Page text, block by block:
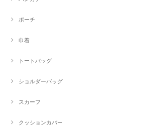
ポーチ
巾着
トートバッグ
ショルダーバッグ
スカーフ
クッションカバー